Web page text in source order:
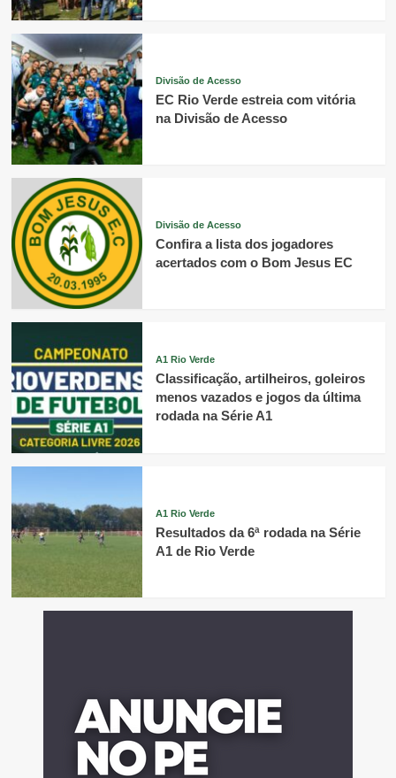
Divisão de Acesso
EC Rio Verde estreia com vitória
na Divisão de Acesso
Divisão de Acesso
Confira a lista dos jogadores
acertados com o Bom Jesus EC
A1 Rio Verde
Classificação, artilheiros, goleiros
menos vazados e jogos da última
rodada na Série A1
A1 Rio Verde
Resultados da 6ª rodada na Série
A1 de Rio Verde